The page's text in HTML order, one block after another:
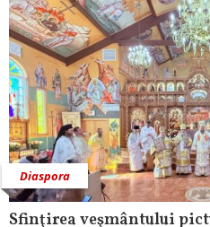
Diaspora
Sfinţirea veşmântului